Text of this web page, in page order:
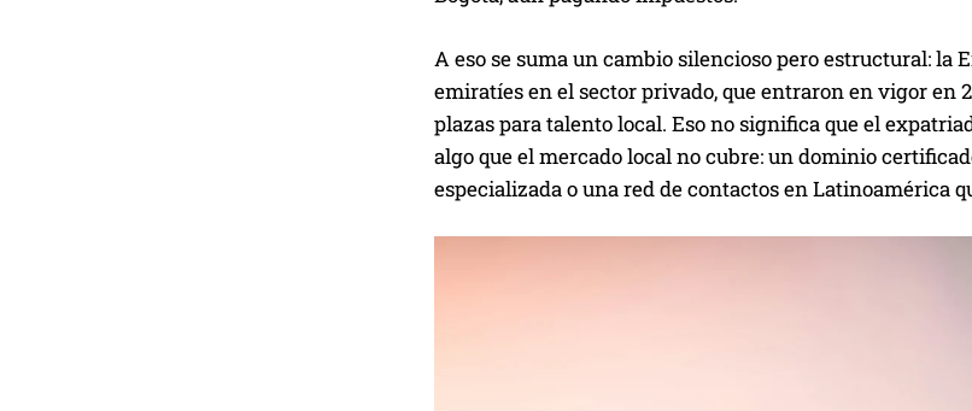
A eso se suma un cambio silencioso pero estructural:
emiratíes en el sector privado, que entraron en vigor en
plazas para talento local. Eso no significa que el
algo que el mercado local no cubre: un dominio
especializada o una red de contactos en Latinoamérica